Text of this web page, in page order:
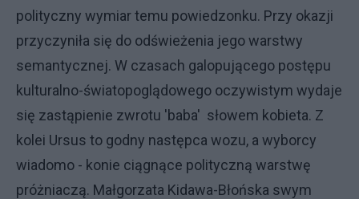
polityczny wymiar temu powiedzonku. Przy okazji
przyczyniła się do odświeżenia jego warstwy
semantycznej. W czasach galopującego postępu
kulturalno-światopoglądowego oczywistym wydaje
się zastąpienie zwrotu 'baba' słowem kobieta. Z
kolei Ursus to godny następca wozu, a wyborcy
wiadomo - konie ciągnące polityczną warstwę
próżniaczą. Małgorzata Kidawa-Błońska swym